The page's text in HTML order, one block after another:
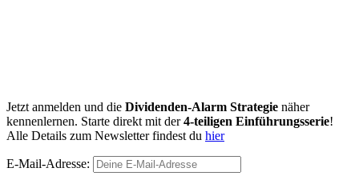
Jetzt anmelden und die Dividenden-Alarm Strategie näher
kennenlernen. Starte direkt mit der4-teiligen Einführungsserie!
Alle Details zum Newsletter findest du hier
E-Mail-Adresse: